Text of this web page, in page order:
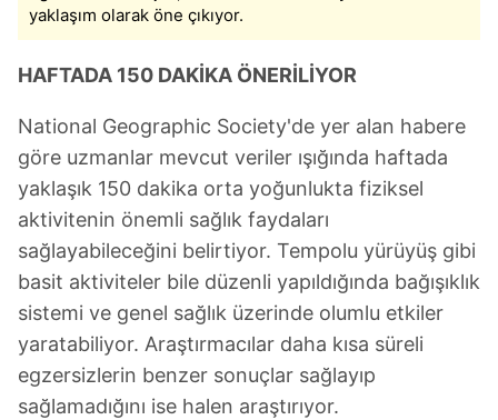
yaklaşım olarak öne çıkıyor.
HAFTADA 150 DAKİKA ÖNERİLİYOR
National Geographic Society'de yer alan habere
göre uzmanlar mevcut veriler ışığında haftada
yaklaşık 150 dakika orta yoğunlukta fiziksel
aktivitenin önemli sağlık faydaları
sağlayabileceğini belirtiyor. Tempolu yürüyüş gibi
basit aktiviteler bile düzenli yapıldığında bağışıklık
sistemi ve genel sağlık üzerinde olumlu etkiler
yaratabiliyor. Araştırmacılar daha kısa süreli
egzersizlerin benzer sonuçlar sağlayıp
sağlamadığını ise halen araştırıyor.